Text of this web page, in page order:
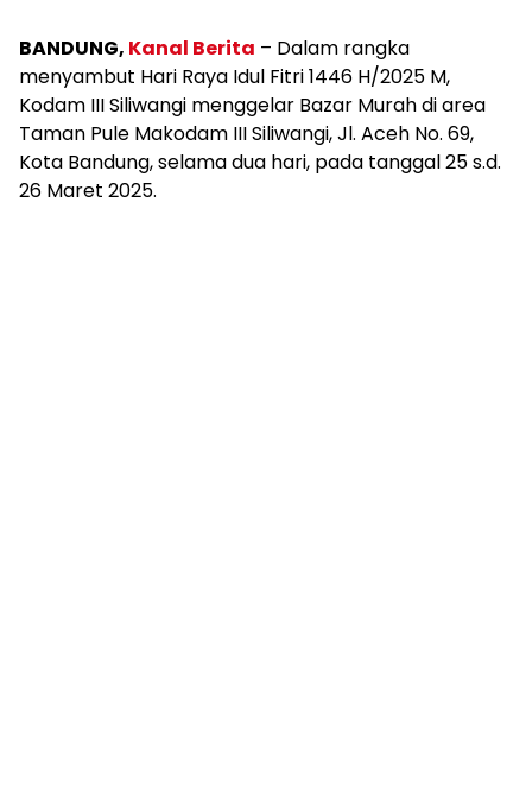
BANDUNG, Kanal Berita – Dalam rangka
menyambut Hari Raya Idul Fitri 1446 H/2025 M,
Kodam III Siliwangi menggelar Bazar Murah di area
Taman Pule Makodam III Siliwangi, Jl. Aceh No. 69,
Kota Bandung, selama dua hari, pada tanggal 25 s.d.
26 Maret 2025.